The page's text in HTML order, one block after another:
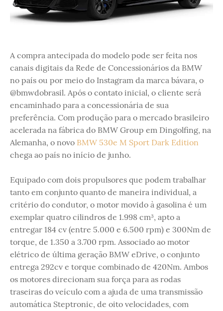
A compra antecipada do modelo pode ser feita nos
canais digitais da Rede de Concessionários da BMW
no país ou por meio do Instagram da marca bávara, o
@bmwdobrasil. Após o contato inicial, o cliente será
encaminhado para a concessionária de sua
preferência. Com produção para o mercado brasileiro
acelerada na fábrica do BMW Group em Dingolfing, na
Alemanha, o novo BMW 530e M Sport Dark Edition
chega ao país no início de junho.
Equipado com dois propulsores que podem trabalhar
tanto em conjunto quanto de maneira individual, a
critério do condutor, o motor movido à gasolina é um
exemplar quatro cilindros de 1.998 cm³, apto a
entregar 184 cv (entre 5.000 e 6.500 rpm) e 300Nm de
torque, de 1.350 a 3.700 rpm. Associado ao motor
elétrico de última geração BMW eDrive, o conjunto
entrega 292cv e torque combinado de 420Nm. Ambos
os motores direcionam sua força para as rodas
traseiras do veículo com a ajuda de uma transmissão
automática Steptronic, de oito velocidades, com